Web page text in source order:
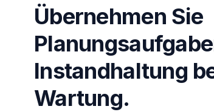
Übernehmen Sie
Instandhaltung
Wartung.